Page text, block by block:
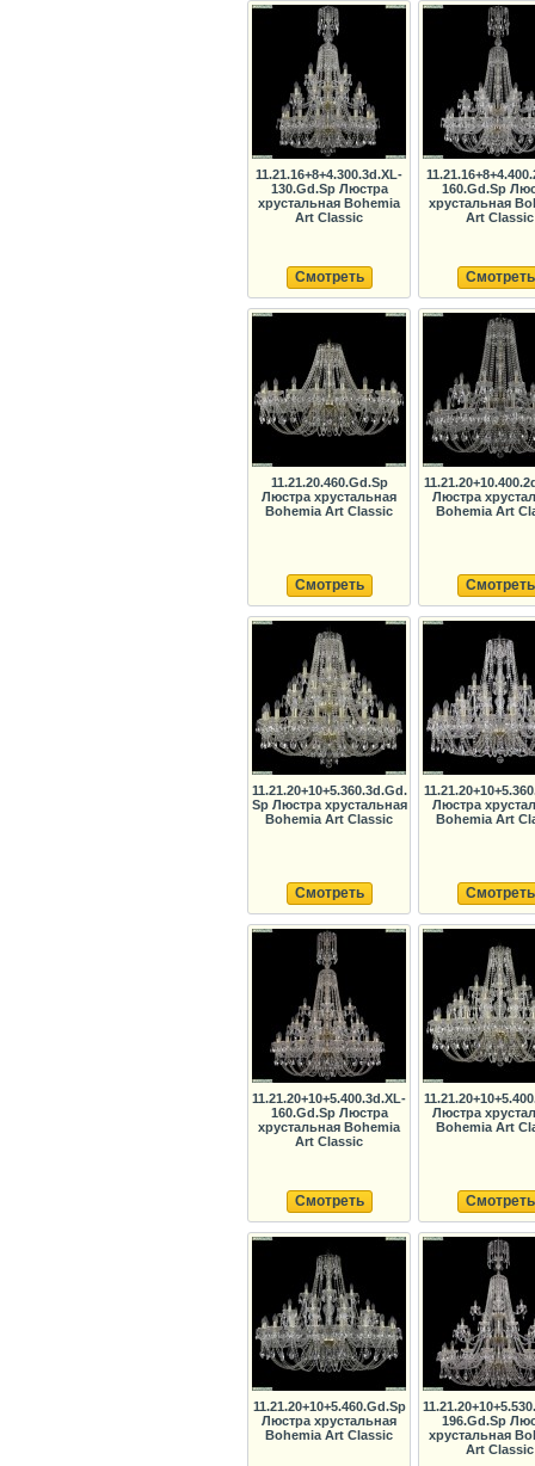
11.21.16+8+4.300.3d.XL-
130.Gd.Sp Люстра
хрустальная Bohemia
Art Classic
Смотреть
160.Gd.Sp
хрустальная
Art Classic
Смотреть
11.21.20.460.Gd.Sp
Люстра хрустальная
Bohemia Art Classic
Смотреть
Люстра
Bohemia Art
Смотреть
11.21.20+10+5.360.3d.Gd.
Sp Люстра хрустальная
Bohemia Art Classic
Смотреть
Люстра
Bohemia Art
Смотреть
11.21.20+10+5.400.3d.XL-
160.Gd.Sp Люстра
хрустальная Bohemia
Art Classic
Смотреть
Люстра
Bohemia Art
Смотреть
11.21.20+10+5.460.Gd.Sp
Люстра хрустальная
Bohemia Art Classic
196.Gd.Sp
хрустальная
Art Classic